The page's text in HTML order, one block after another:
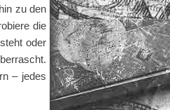
zu den
die
oder
– jedes